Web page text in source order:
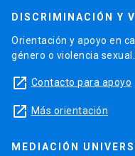
DISCRIMINACIÓN Y
Orientación y apoyo en
género o violencia sexual.
launch Contacto para apoyo
launch Más orientación
MEDIACIÓN